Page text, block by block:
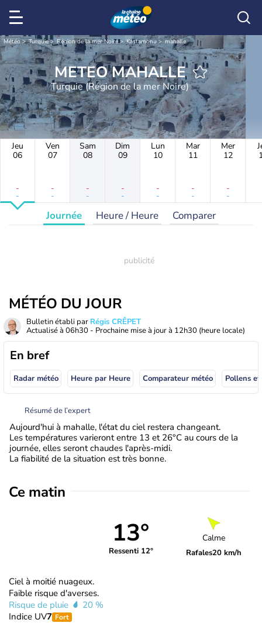
Météo Turquie Région de la mer Noire Kastamonu mahalle
METEO MAHALLE
Turquie (Région de la mer Noire)
Jeu
06
-
-
Ven
07
-
-
Sam
08
-
-
Dim
09
-
-
Lun
10
-
-
Mar
11
-
-
Mer
12
-
-
Journée Heure / Heure Comparer
MÉTÉO DU JOUR
Bulletin établi par Régis CRÊPET
Actualisé à 06h30 - Prochaine mise à jour à 12h30 (heure locale)
En bref
Radar météo Heure par Heure Comparateur météo Pollens
Résumé de l’expert
Aujourd'hui à mahalle, l'état du ciel restera changeant.
Les températures varieront entre 13 et 26°C au cours de la
journée, elles seront chaudes l'après-midi.
La fiabilité de la situation est très bonne.
Ce matin
13°
Ressenti 12°
Calme
Rafales20 km/h
Ciel à moitié nuageux.
Faible risque d'averses.
Risque de pluie
20 %
Indice UV7 Fort